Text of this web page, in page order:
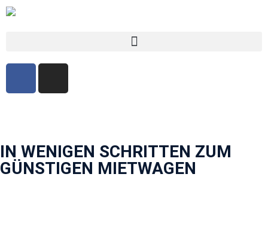
IN WENIGEN SCHRITTEN ZUM
GÜNSTIGEN MIETWAGEN